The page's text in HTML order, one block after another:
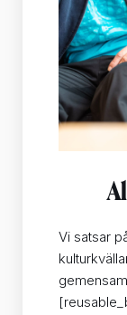
Vi satsar